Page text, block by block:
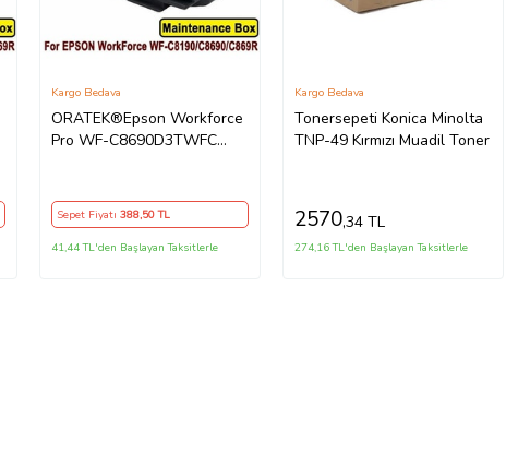
ORATEK®Epson Workforce
Pro WF-C8690D3TWFC
Kargo Bedava
Sepet Fiyatı388,50 TL
41,44 TL'den Başlayan Taksitlerle
Tonersepeti Konica Minolta
TNP-49 Kırmızı Muadil Toner
Kargo Bedava
2570,34 TL
274,16 TL'den Başlayan Taksitlerle